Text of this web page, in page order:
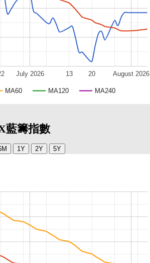
MA60 MA120 MA240
July 2026 August 2026
13 20
藍籌指數